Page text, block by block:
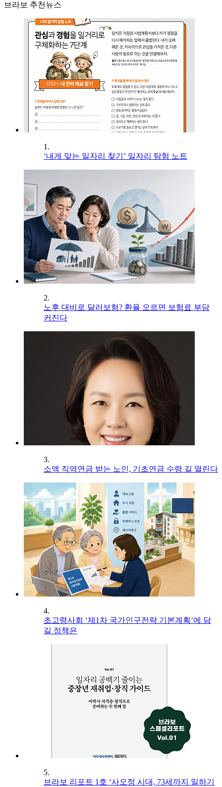
브라보 추천뉴스
1.
‘내게 맞는 일자리 찾기’ 일자리 탐험 노트
2.
노후 대비로 달러보험? 환율 오르면 보험료 부담
커진다
3.
소액 직역연금 받는 노인, 기초연금 수령 길 열린다
4.
초고령사회 ‘제1차 국가인구전략 기본계획’에 담
길 정책은
5.
브라보 리포트 1호 ‘사오정 시대, 73세까지 일하기